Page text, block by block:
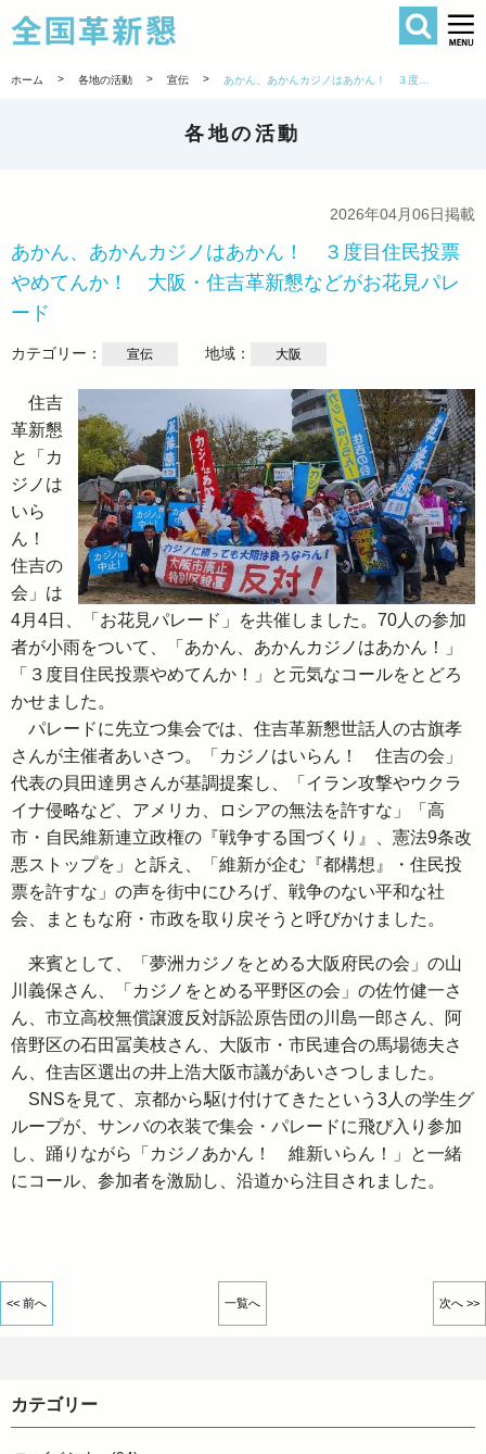
全国革新懇
検索
ホーム > 各地の活動 > 宣伝 >
各地の活動
2026年04月06日掲載
あかん、あかんカジノはあかん！ ３度目住民投票
やめてんか！ 大阪・住吉革新懇などがお花見パレ
ード
カテゴリー： 宣伝 地域： 大阪
住吉
革新懇
と「カ
ジノは
いら
ん！
住吉の
会」は
4月4日、「お花見パレード」を共催しました。70人の参加
者が小雨をついて、「あかん、あかんカジノはあかん！」
「３度目住民投票やめてんか！」と元気なコールをとどろ
かせました。
パレードに先立つ集会では、住吉革新懇世話人の古旗孝
さんが主催者あいさつ。「カジノはいらん！ 住吉の会」
代表の貝田達男さんが基調提案し、「イラン攻撃やウクラ
イナ侵略など、アメリカ、ロシアの無法を許すな」「高
市・自民維新連立政権の『戦争する国づくり』、憲法9条改
悪ストップを」と訴え、「維新が企む『都構想』・住民投
票を許すな」の声を街中にひろげ、戦争のない平和な社
会、まともな府・市政を取り戻そうと呼びかけました。
来賓として、「夢洲カジノをとめる大阪府民の会」の山
川義保さん、「カジノをとめる平野区の会」の佐竹健一さ
ん、市立高校無償譲渡反対訴訟原告団の川島一郎さん、阿
倍野区の石田冨美枝さん、大阪市・市民連合の馬場徳夫さ
ん、住吉区選出の井上浩大阪市議があいさつしました。
SNSを見て、京都から駆け付けてきたという3人の学生グ
ループが、サンバの衣装で集会・パレードに飛び入り参加
し、踊りながら「カジノあかん！ 維新いらん！」と一緒
にコール、参加者を激励し、沿道から注目されました。
<< 前へ 一覧へ 次へ >>
カテゴリー